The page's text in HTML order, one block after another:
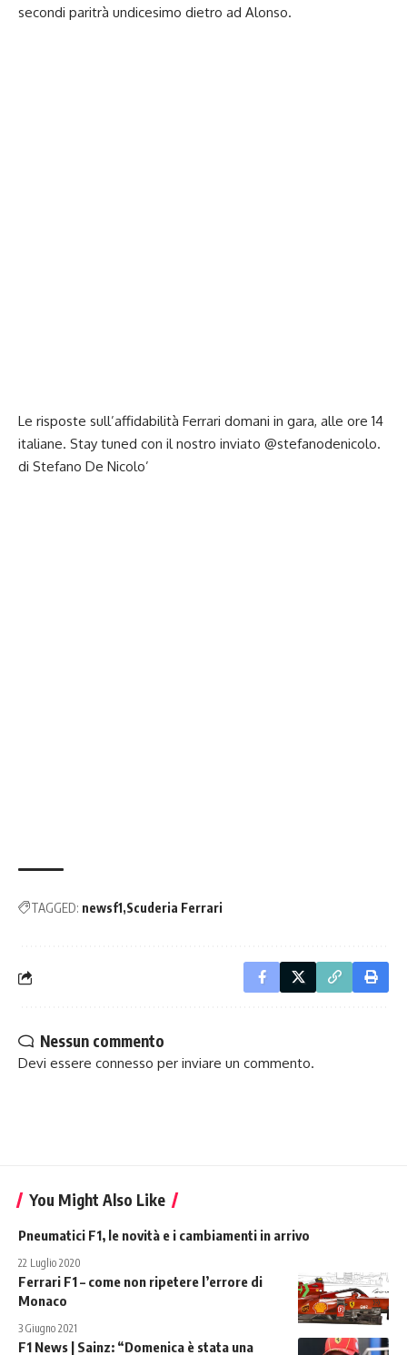
secondi paritrà undicesimo dietro ad Alonso.
Le risposte sull’affidabilità Ferrari domani in gara, alle ore 14
italiane. Stay tuned con il nostro inviato @stefanodenicolo.
di Stefano De Nicolo’
TAGGED: newsf1 Scuderia Ferrari
Nessun commento
Devi essere connesso per inviare un commento.
You Might Also Like
Pneumatici F1, le novità e i cambiamenti in arrivo
22 Luglio 2020
Ferrari F1 – come non ripetere l’errore di
Monaco
3 Giugno 2021
F1 News | Sainz: “Domenica è stata una